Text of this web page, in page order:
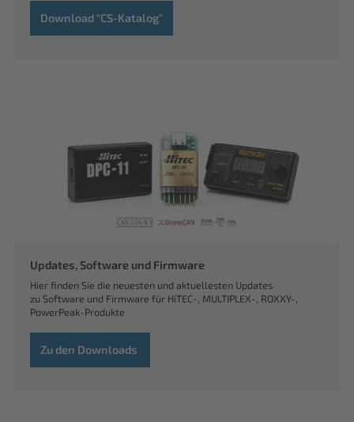
Download "CS-Katalog"
Updates, Software und Firmware
Hier finden Sie die neuesten und aktuellesten Updates
zu Software und Firmware für HiTEC-, MULTIPLEX-, ROXXY-,
PowerPeak-Produkte
Zu den Downloads